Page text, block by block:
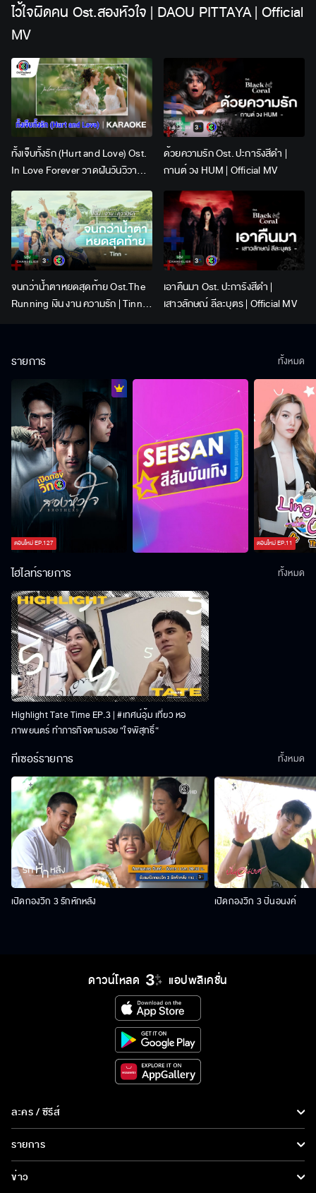
ไว้ใจผิดคน Ost.สองหัวใจ | DAOU PITTAYA | Official
MV
ทั้งเจ็บทั้งรัก (Hurt and Love) Ost.
In Love Forever วาดฝันวันวิวาห์ |
Lingling Kwong x Orm
Kornnaphat | Official Karaoke
ด้วยความรัก Ost. ปะการังสีดำ |
กานต์ วง HUM | Official MV
จนกว่าน้ำตาหยดสุดท้าย Ost.The
Running เงิน งาน ความรัก | Tinn |
เอาคืนมา Ost. ปะการังสีดำ |
เสาวลักษณ์ ลีละบุตร | Official MV
รายการ
ตอนใหม่EP.127 ตอนใหม่EP.11
ทั้งหมด
ไฮไลท์รายการ
Highlight Tate Time EP.3 | #เทศน์อุ้ม เที่ยว หอ
ภาพยนตร์ ทำภารกิจตามรอย “ใจพิสุทธิ์“
ทั้งหมด
ทีเซอร์รายการ
เปิดกองวิก 3 รักหักหลัง เปิดกองวิก 3 ปิ่นอนงค์
ทั้งหมด
ดาวน์โหลด แอปพลิเคชั่น
ละคร / ซีรีส์
ละคร/ซีรีส์
ซีรีส์นานาชาติ
รายการ
รายการทั้งหมด
ข่าว